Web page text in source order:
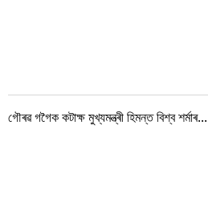
গৌৰৱ গগৈক কটাক্ষ মুখ্যমন্ত্ৰী হিমন্ত বিশ্ব শৰ্মাৰ...